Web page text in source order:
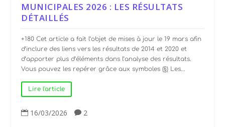
MUNICIPALES 2026 : LES RÉSULTATS
DÉTAILLÉS
+180 Cet article a fait l’objet de mises à jour le 19 mars afin
d’inclure des liens vers les résultats de 2014 et 2020 et
d’apporter plus d’éléments dans l’analyse des résultats.
Vous pouvez les repérer grâce aux symboles (§) Les...
Lire l'article
 16/03/2026  2